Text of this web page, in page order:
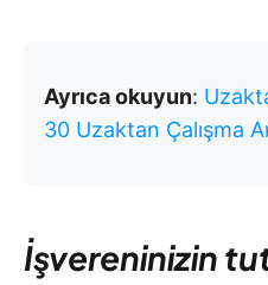
Ayrıca okuyun:
30 Uzaktan Çalışma
İşvereninizin